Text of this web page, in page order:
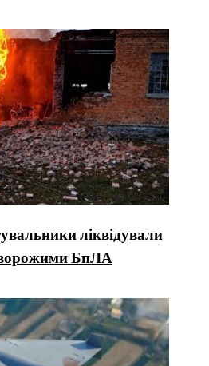
ліквідували
ворожими БпЛА